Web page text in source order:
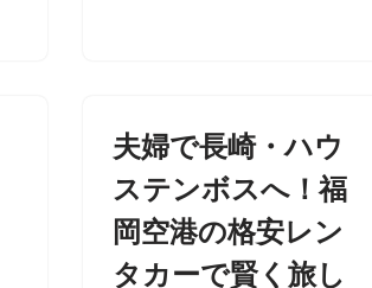
夫婦で長崎・ハウ
ステンボスへ！福
岡空港の格安レン
タカーで賢く旅し